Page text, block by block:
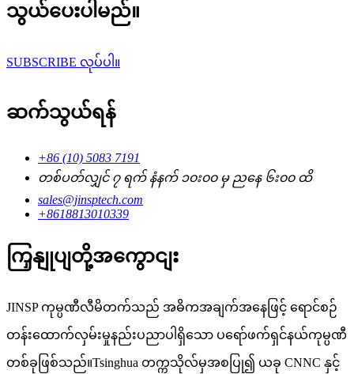
သွယ်ပေးပါမည်။
SUBSCRIBE လုပ်ပါ။
ဆက်သွယ်ရန်
+86 (10) 5083 7191
တစ်ပတ်လျှင် ၇ ရက် နံနက် ၁၀း၀၀ မှ ညနေ ၆း၀၀ ထိ
sales@jinsptech.com
+8618813010339
ကြှနျုပျတို့အကွောငျး
JINSP ကုမ္ပဏီလီမိတက်သည် အဓိကအချက်အနေဖြင့် ရောင်စဉ်
တန်းထောက်လှမ်းမှုနည်းပညာပါရှိသော ပရော်ဖက်ရှင်နယ်ကုမ္ပဏီ
တစ်ခုဖြစ်သည်။Tsinghua တက္ကသိုလ်မှအစပြု၍ ယခု CNNC နှင့်